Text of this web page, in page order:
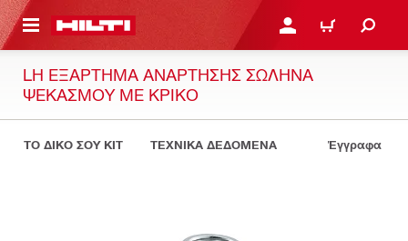
ΕΛΕΓΞΕΙΣ ΤΟ ΠΑΚΕΤΟ ΠΟΥ ΕΧΕΙΣ ΦΤΙΑΞΕΙ ΚΆΝΕ ΣΎΝΔΕΣΗ Ή
ΚΑΛΆΘΙ
LH ΕΞΆΡΤΗΜΑ ΑΝΆΡΤΗΣΗΣ ΣΩΛΉΝΑ
ΨΕΚΑΣΜΟΎ ΜΕ ΚΡΊΚΟ
ΤΟ ΔΙΚΟ ΣΟΥ KIT ΤΕΧΝΙΚΑ ΔΕΔΟΜΕΝΑ Έγγραφα